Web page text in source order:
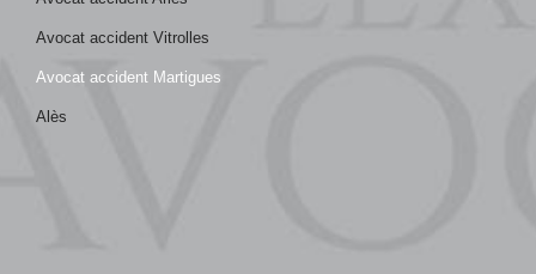
Avocat accident Vitrolles
Avocat accident Martigues
Alès